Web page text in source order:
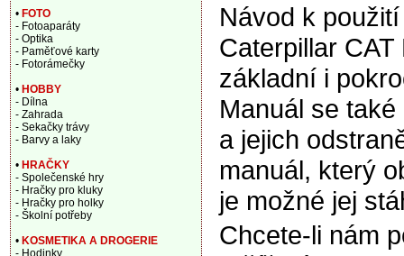
Návod k
Caterpillar
základní i
Manuál se
a jejich
manuál, který
je možné jej
Chcete-li nám
• FOTO
- Fotoaparáty
- Optika
- Paměťové karty
- Fotorámečky
• HOBBY
- Dílna
- Zahrada
- Sekačky trávy
- Barvy a laky
• HRAČKY
- Společenské hry
- Hračky pro kluky
- Hračky pro holky
- Školní potřeby
• KOSMETIKA A DROGERIE
- Hodinky